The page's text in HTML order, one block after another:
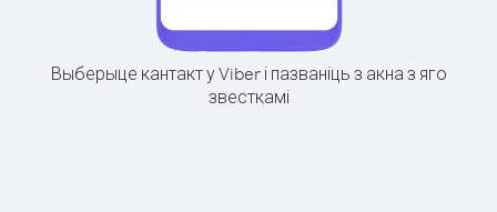
Выберыце кантакт у Viber і пазваніць з акна з яго
звесткамі